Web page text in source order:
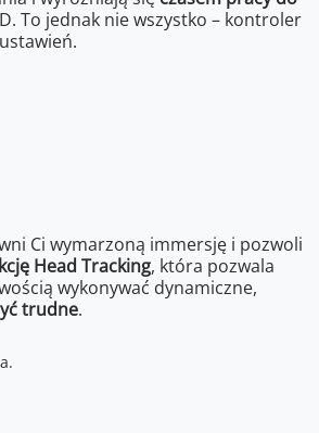
To jednak nie wszystko – kontroler
Ci wymarzoną immersję i pozwoli
Head Tracking, która pozwala
wykonywać dynamiczne,
trudne.